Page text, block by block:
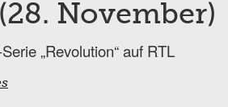
November)
„Revolution“ auf RTL